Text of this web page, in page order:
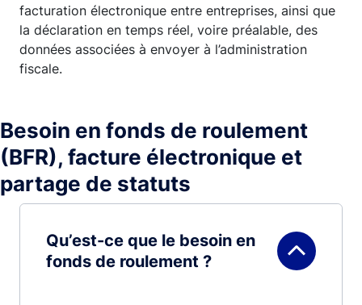
facturation électronique entre entreprises, ainsi que
la déclaration en temps réel, voire préalable, des
données associées à envoyer à l’administration
fiscale.
Besoin en fonds de roulement
(BFR), facture électronique et
partage de statuts
Qu’est-ce que le besoin en
fonds de roulement ?